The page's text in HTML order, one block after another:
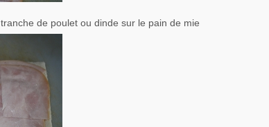
de poulet ou dinde sur le pain de mie